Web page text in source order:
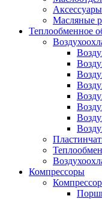
Аксессуары
Масляные
Теплообменное
Компрессоры